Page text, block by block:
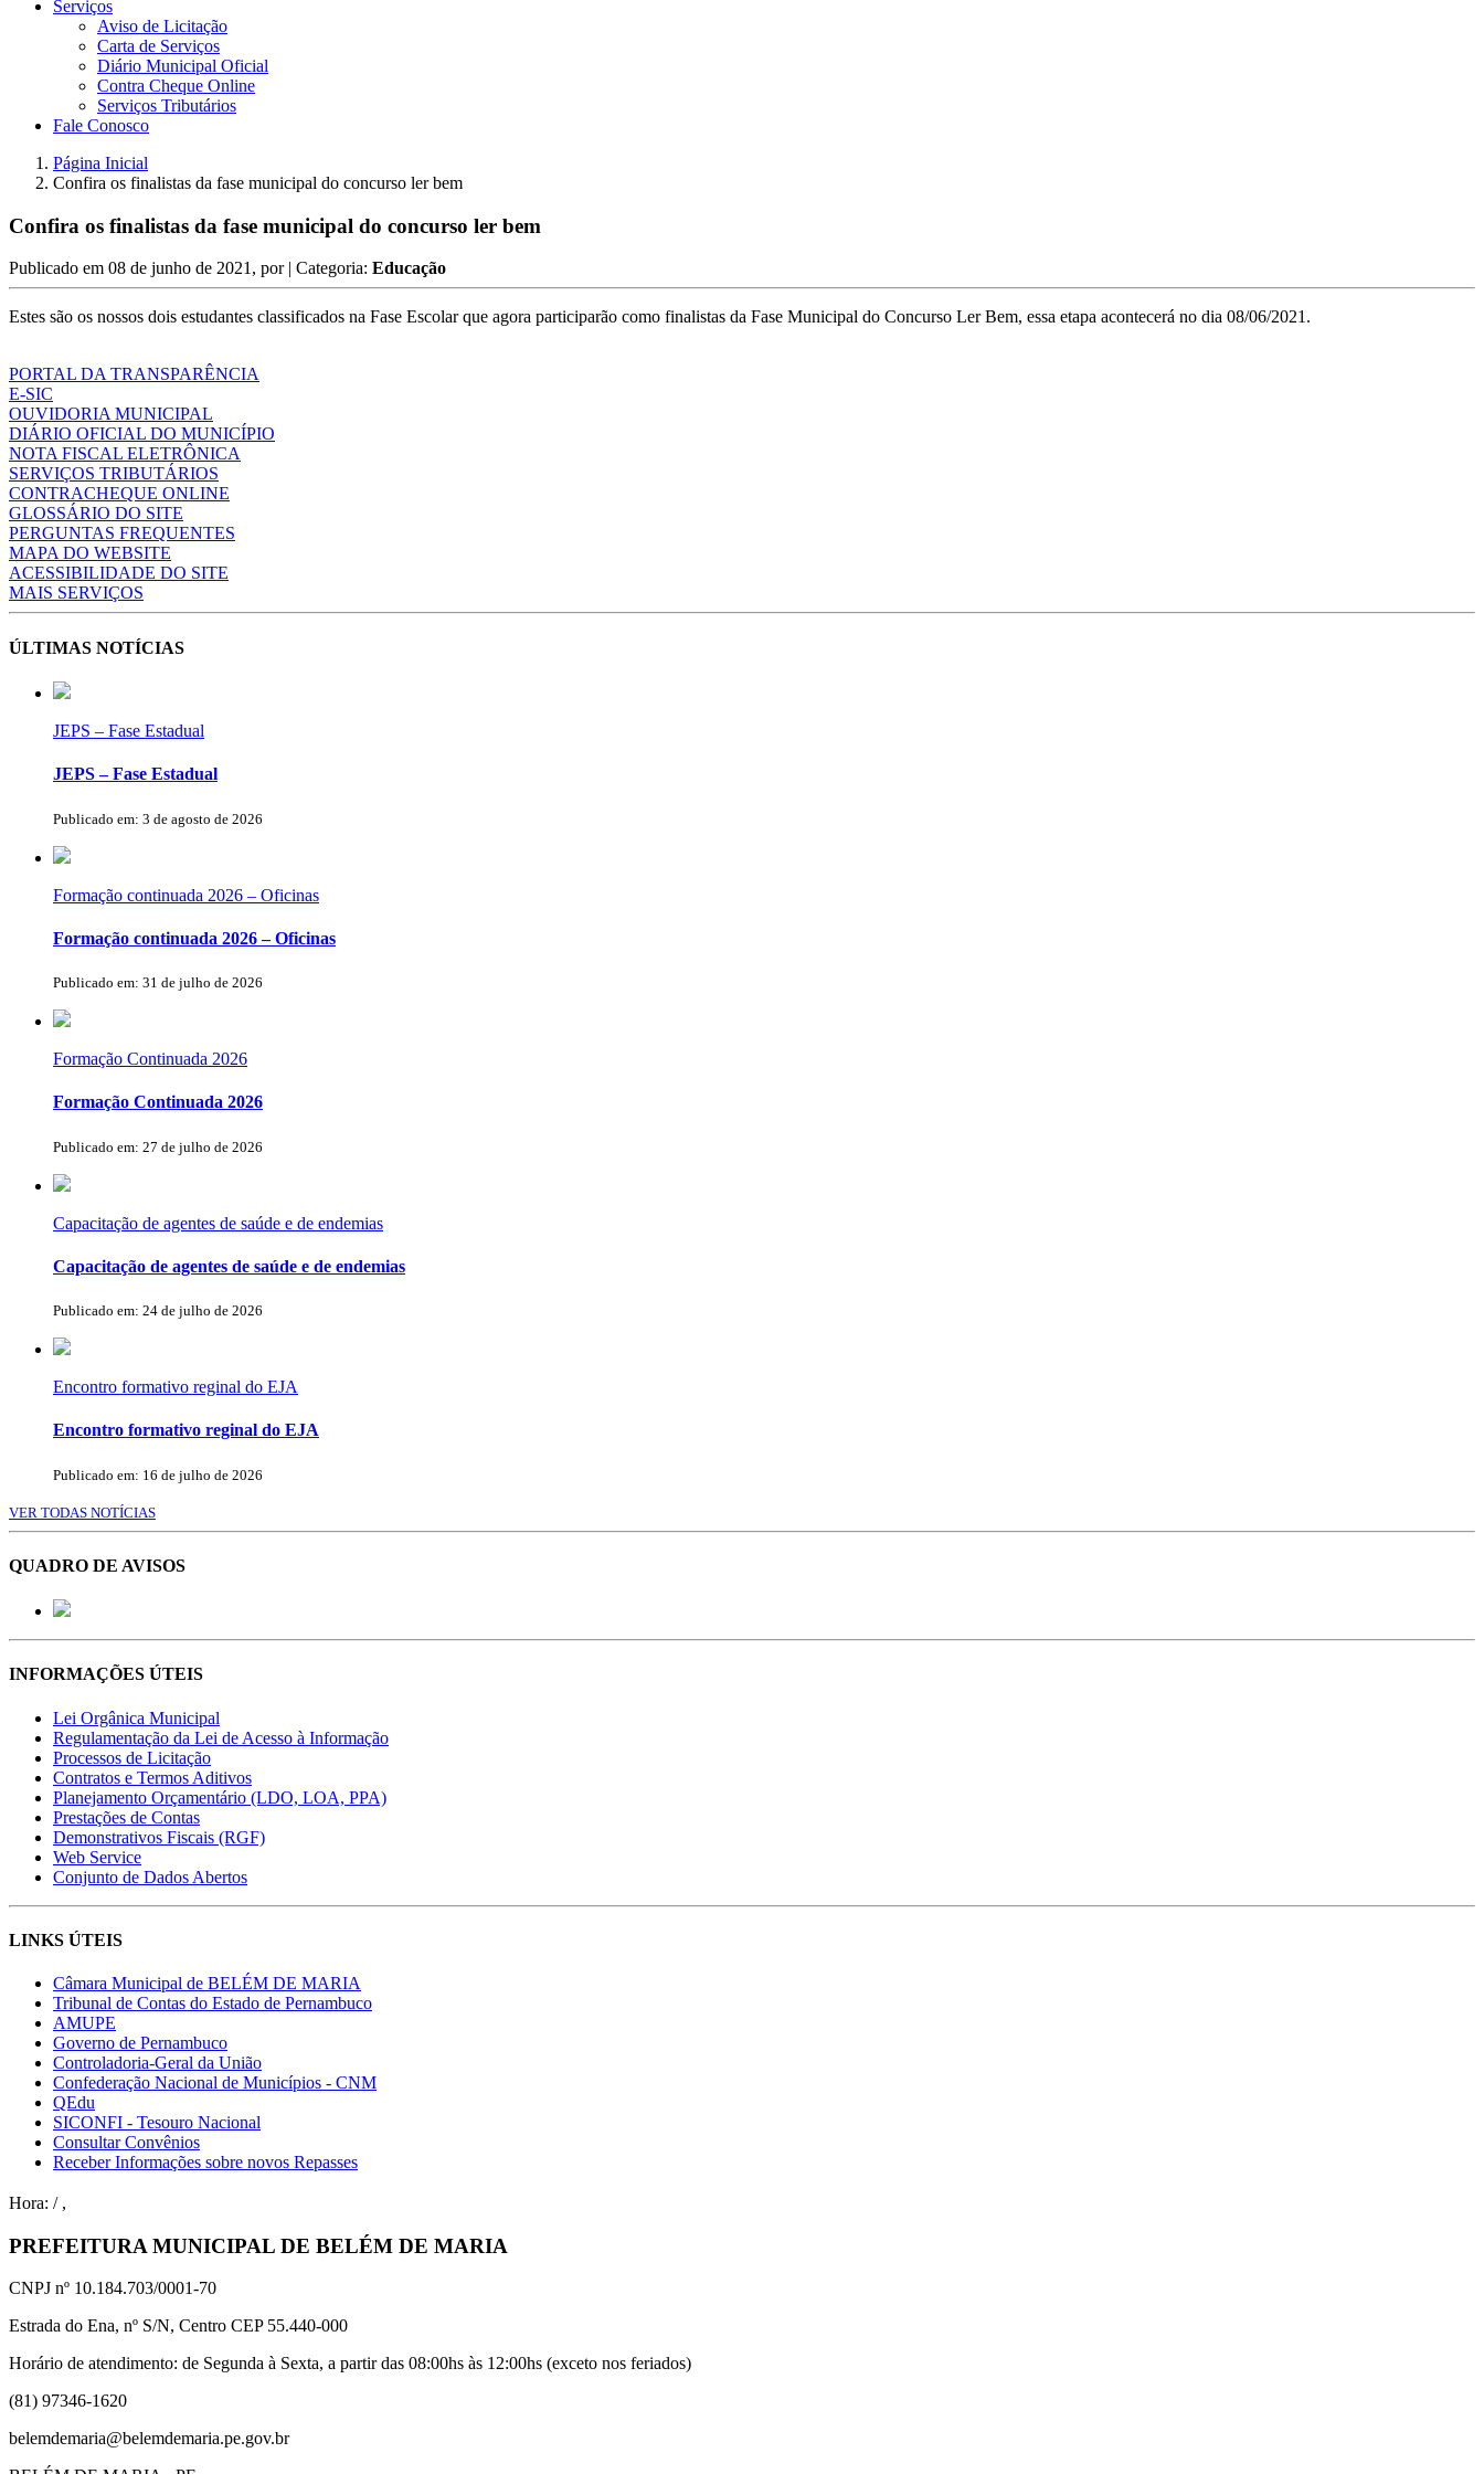
Serviços
Aviso de Licitação
Carta de Serviços
Diário Municipal Oficial
Contra Cheque Online
Serviços Tributários
Fale Conosco
Página Inicial
Confira os finalistas da fase municipal do concurso ler bem
Confira os finalistas da fase municipal do concurso ler bem
Publicado em 08 de junho de 2021, por | Categoria: Educação
Estes são os nossos dois estudantes classificados na Fase Escolar que agora participarão como finalistas da Fase Municipal do Concurso Ler Bem, essa etapa acontecerá no dia 08/06/2021.
PORTAL DA TRANSPARÊNCIA
E-SIC
OUVIDORIA MUNICIPAL
DIÁRIO OFICIAL DO MUNICÍPIO
NOTA FISCAL ELETRÔNICA
SERVIÇOS TRIBUTÁRIOS
CONTRACHEQUE ONLINE
GLOSSÁRIO DO SITE
PERGUNTAS FREQUENTES
MAPA DO WEBSITE
ACESSIBILIDADE DO SITE
MAIS SERVIÇOS
ÚLTIMAS NOTÍCIAS
JEPS – Fase Estadual
JEPS – Fase Estadual
Publicado em: 3 de agosto de 2026
Formação continuada 2026 – Oficinas
Formação continuada 2026 – Oficinas
Publicado em: 31 de julho de 2026
Formação Continuada 2026
Formação Continuada 2026
Publicado em: 27 de julho de 2026
Capacitação de agentes de saúde e de endemias
Capacitação de agentes de saúde e de endemias
Publicado em: 24 de julho de 2026
Encontro formativo reginal do EJA
Encontro formativo reginal do EJA
Publicado em: 16 de julho de 2026
VER TODAS NOTÍCIAS
QUADRO DE AVISOS
INFORMAÇÕES ÚTEIS
Lei Orgânica Municipal
Regulamentação da Lei de Acesso à Informação
Processos de Licitação
Contratos e Termos Aditivos
Planejamento Orçamentário (LDO, LOA, PPA)
Prestações de Contas
Demonstrativos Fiscais (RGF)
Web Service
Conjunto de Dados Abertos
LINKS ÚTEIS
Câmara Municipal de BELÉM DE MARIA
Tribunal de Contas do Estado de Pernambuco
AMUPE
Governo de Pernambuco
Controladoria-Geral da União
Confederação Nacional de Municípios - CNM
QEdu
SICONFI - Tesouro Nacional
Consultar Convênios
Receber Informações sobre novos Repasses
Hora: / ,
PREFEITURA MUNICIPAL DE BELÉM DE MARIA
CNPJ nº 10.184.703/0001-70
Estrada do Ena, nº S/N, Centro CEP 55.440-000
Horário de atendimento: de Segunda à Sexta, a partir das 08:00hs às 12:00hs (exceto nos feriados)
(81) 97346-1620
belemdemaria@belemdemaria.pe.gov.br